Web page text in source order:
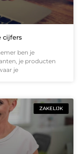
cijfers
ben je
je producten
je
ZAKELIJK